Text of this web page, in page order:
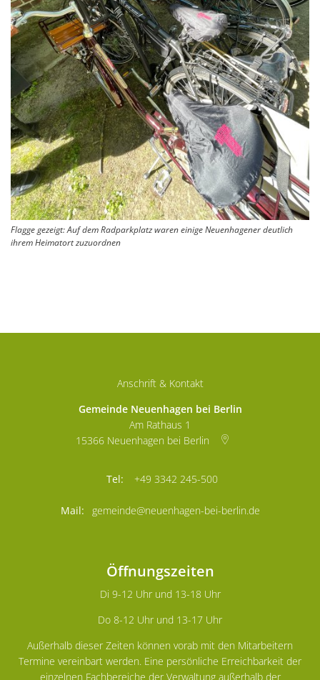
Flagge gezeigt: Auf dem Radparkplatz waren einige Neuenhagener deutlich
ihrem Heimatort zuzuordnen
Anschrift & Kontakt
Gemeinde Neuenhagen bei Berlin
Am Rathaus 1
15366 Neuenhagen bei Berlin
+49 3342 245-500
gemeinde@neuenhagen-bei-berlin.de
Öffnungszeiten
Di 9-12 Uhr und 13-18 Uhr
Do 8-12 Uhr und 13-17 Uhr
Außerhalb dieser Zeiten können vorab mit den Mitarbeitern
Termine vereinbart werden. Eine persönliche Erreichbarkeit der
einzelnen Fachbereiche der Verwaltung außerhalb der